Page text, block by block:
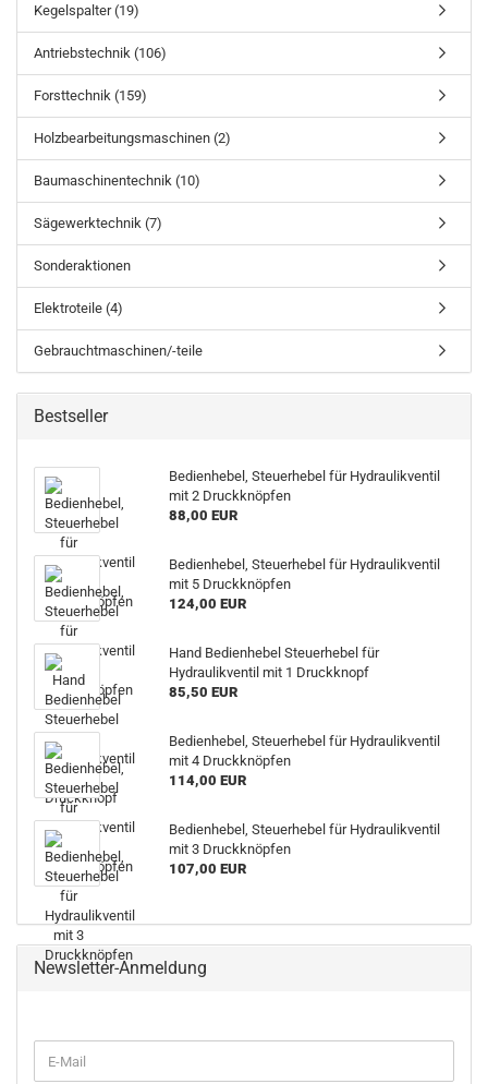
Kegelspalter (19)
Antriebstechnik (106)
Forsttechnik (159)
Holzbearbeitungsmaschinen (2)
Baumaschinentechnik (10)
Sägewerktechnik (7)
Sonderaktionen
Elektroteile (4)
Gebrauchtmaschinen/-teile
Bestseller
Bedienhebel, Steuerhebel für Hydraulikventil
mit 2 Druckknöpfen
88,00 EUR
Bedienhebel, Steuerhebel für Hydraulikventil
mit 5 Druckknöpfen
124,00 EUR
Hand Bedienhebel Steuerhebel für
Hydraulikventil mit 1 Druckknopf
85,50 EUR
Bedienhebel, Steuerhebel für Hydraulikventil
mit 4 Druckknöpfen
114,00 EUR
Bedienhebel, Steuerhebel für Hydraulikventil
mit 3 Druckknöpfen
107,00 EUR
Newsletter-Anmeldung